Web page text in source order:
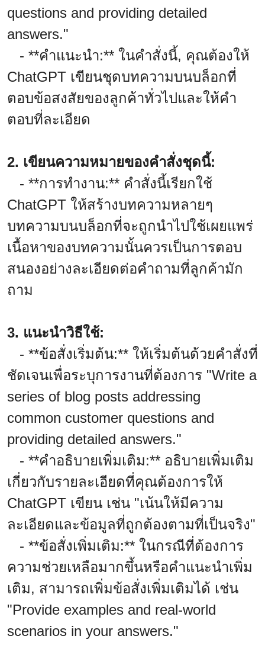
questions and providing detailed
answers."
- **คำแนะนำ:** ในคำสั่งนี้, คุณต้องให้
ChatGPT เขียนชุดบทความบนบล็อกที่
ตอบข้อสงสัยของลูกค้าทั่วไปและให้คำ
ตอบที่ละเอียด
2. เขียนความหมายของคำสั่งชุดนี้:
- **การทำงาน:** คำสั่งนี้เรียกใช้
ChatGPT ให้สร้างบทความหลายๆ
บทความบนบล็อกที่จะถูกนำไปใช้เผยแพร่
เนื้อหาของบทความนั้นควรเป็นการตอบ
สนองอย่างละเอียดต่อคำถามที่ลูกค้ามัก
ถาม
3. แนะนำวิธีใช้:
- **ข้อสั่งเริ่มต้น:** ให้เริ่มต้นด้วยคำสั่งที่
ชัดเจนเพื่อระบุการงานที่ต้องการ "Write a
series of blog posts addressing
common customer questions and
providing detailed answers."
- **คำอธิบายเพิ่มเติม:** อธิบายเพิ่มเติม
เกี่ยวกับรายละเอียดที่คุณต้องการให้
ChatGPT เขียน เช่น "เน้นให้มีความ
ละเอียดและข้อมูลที่ถูกต้องตามที่เป็นจริง"
- **ข้อสั่งเพิ่มเติม:** ในกรณีที่ต้องการ
ความช่วยเหลือมากขึ้นหรือคำแนะนำเพิ่ม
เติม, สามารถเพิ่มข้อสั่งเพิ่มเติมได้ เช่น
"Provide examples and real-world
scenarios in your answers."